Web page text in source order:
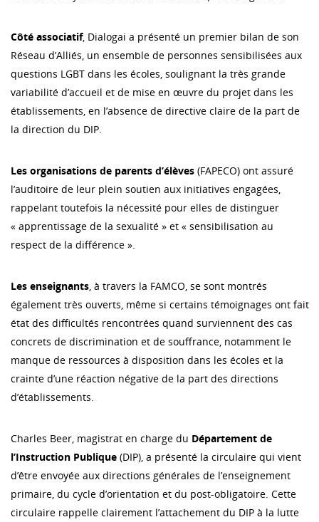
Côté associatif, Dialogai a présenté un premier bilan de son
Réseau d’Alliés, un ensemble de personnes sensibilisées aux
questions LGBT dans les écoles, soulignant la très grande
variabilité d’accueil et de mise en œuvre du projet dans les
établissements, en l’absence de directive claire de la part de
la direction du DIP.
Les organisations de parents d’élèves (FAPECO) ont assuré
l’auditoire de leur plein soutien aux initiatives engagées,
rappelant toutefois la nécessité pour elles de distinguer
« apprentissage de la sexualité » et « sensibilisation au
respect de la différence ».
Les enseignants, à travers la FAMCO, se sont montrés
également très ouverts, même si certains témoignages ont fait
état des difficultés rencontrées quand surviennent des cas
concrets de discrimination et de souffrance, notamment le
manque de ressources à disposition dans les écoles et la
crainte d’une réaction négative de la part des directions
d’établissements.
Charles Beer, magistrat en charge du Département de
l’Instruction Publique (DIP), a présenté la circulaire qui vient
d’être envoyée aux directions générales de l’enseignement
primaire, du cycle d’orientation et du post-obligatoire. Cette
circulaire rappelle clairement l’attachement du DIP à la lutte